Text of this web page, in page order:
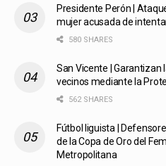
Presidente Perón |
mujer acusada de
580 SHARES
San Vicente | Garantizan
vecinos mediante la
562 SHARES
Fútbol liguista |
de la Copa de Oro del
Metropolitana